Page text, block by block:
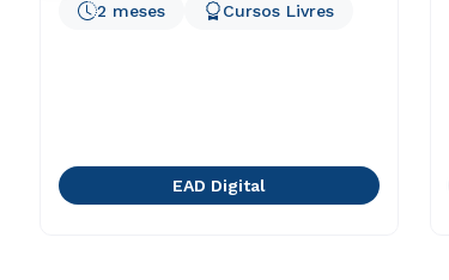
2 meses Cursos Livres
EAD Digital